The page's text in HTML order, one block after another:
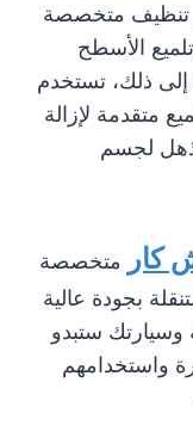
تنظيف متخصصة
الأسطح
إلى ذلك، تستخدم
متقدمة لإزالة
لجسم
كار
متخصصة
بجودة عالية
وسيارتك ستبدو
واستخدامهم